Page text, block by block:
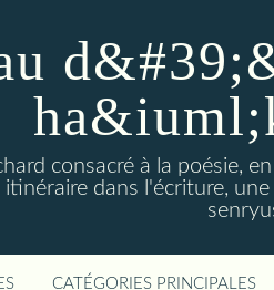
consacré à la poésie,
dans l'écriture,
CATÉGORIES PRINCIPALES